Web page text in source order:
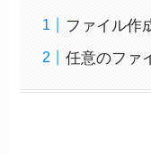
ファイル作
任意のファ